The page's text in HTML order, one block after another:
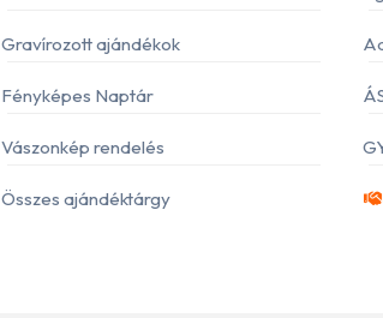
Gravírozott ajándékok
Fényképes Naptár
Vászonkép rendelés
Összes ajándéktárgy